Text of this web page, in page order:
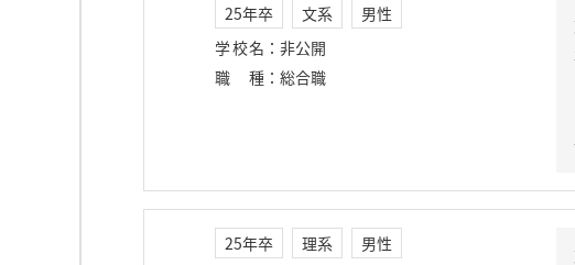
25年卒 文系
男性
学校名 ： 非公開
職種 ： 総合職
25年卒 理系 男性